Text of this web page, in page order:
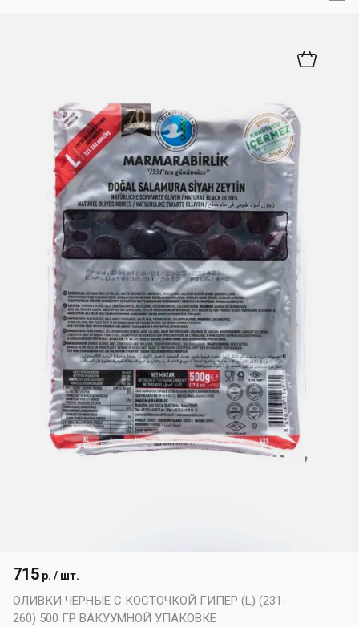
ОЛИВКИ ЧЕРНЫЕ С КОСТОЧКОЙ ГИПЕР (L) (231-
260) 500 ГР ВАКУУМНОЙ УПАКОВКЕ
715 р. / шт.